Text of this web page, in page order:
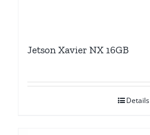
Jetson Xavier NX 16GB
Details